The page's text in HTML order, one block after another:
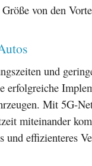
von den
und
erfolgreiche
Mit 5G-
miteinander
und effizienteres